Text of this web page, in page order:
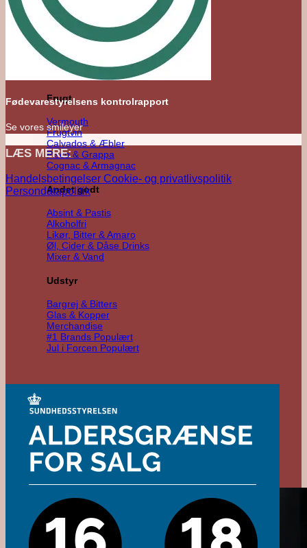
Sukkerrør
Alle Rom
Sød Rom
Tør Rom
Funky Rom
Frugt
Vermouth
Frugtvin
Calvados & Æbler
Pisco & Grappa
Cognac & Armagnac
Andet godt
Absint & Pastis
Alkoholfri
Likør, Bitter & Amaro
Øl, Cider & Dåse Drinks
Mixer & Vand
Udstyr
Bargrej & Bitters
Glas & Kopper
Merchandise
#1 Brands
Jul i Forcen
Fødevarestyrelsens kontrolrapport
Se vores smileyer
LÆS MERE:
Handelsbetingelser Cookie- og privatlivspolitik
Persondatapolitik